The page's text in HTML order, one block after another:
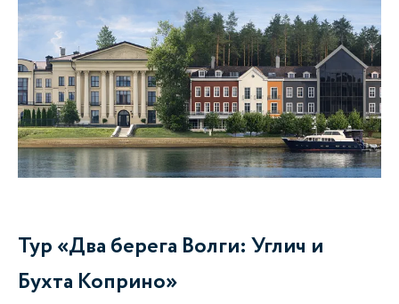
Тур «Два берега Волги: Углич и
Бухта Коприно»